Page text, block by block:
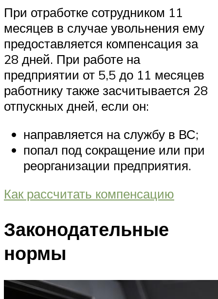
При отработке сотрудником 11
месяцев в случае увольнения ему
предоставляется компенсация за
28 дней. При работе на
предприятии от 5,5 до 11 месяцев
работнику также засчитывается 28
отпускных дней, если он:
направляется на службу в ВС;
попал под сокращение или при
реорганизации предприятия.
Как рассчитать компенсацию
Законодательные
нормы